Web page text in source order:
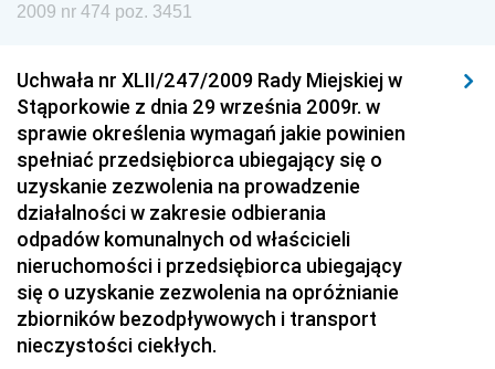
Dziennik Urzędowy Ministra Finansów
Dziennik Urzędowy Ministra Rozwoju i Finansów
Dziennik Urzędowy Wyższego Urzędu Górniczego
Dziennik Urzędowy Prezesa Urzędu Transportu
Kolejowego
Dziennik Urzędowy Ministra Przedsiębiorczości i
Technologii
Dziennik Urzędowy Ministra Inwestycji i Rozwoju
Dziennik Urzędowy Naczelnego Dyrektora Archiwów
Państwowych
2009 nr 474 poz. 3451
Uchwała nr XLII/247/2009 Rady Miejskiej w
Stąporkowie z dnia 29 września 2009r. w
sprawie określenia wymagań jakie powinien
spełniać przedsiębiorca ubiegający się o
uzyskanie zezwolenia na prowadzenie
działalności w zakresie odbierania
odpadów komunalnych od właścicieli
nieruchomości i przedsiębiorca ubiegający
się o uzyskanie zezwolenia na opróżnianie
zbiorników bezodpływowych i transport
nieczystości ciekłych.